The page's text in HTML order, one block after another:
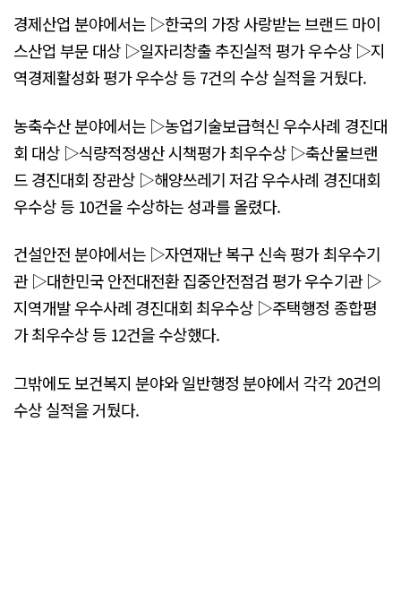
경제산업 분야에서는 ▷한국의 가장 사랑받는 브랜드 마이
스산업 부문 대상 ▷일자리창출 추진실적 평가 우수상 ▷지
역경제활성화 평가 우수상 등 7건의 수상 실적을 거뒀다.
농축수산 분야에서는 ▷농업기술보급혁신 우수사례 경진대
회 대상 ▷식량적정생산 시책평가 최우수상 ▷축산물브랜
드 경진대회 장관상 ▷해양쓰레기 저감 우수사례 경진대회
우수상 등 10건을 수상하는 성과를 올렸다.
건설안전 분야에서는 ▷자연재난 복구 신속 평가 최우수기
관 ▷대한민국 안전대전환 집중안전점검 평가 우수기관 ▷
지역개발 우수사례 경진대회 최우수상 ▷주택행정 종합평
가 최우수상 등 12건을 수상했다.
그밖에도 보건복지 분야와 일반행정 분야에서 각각 20건의
수상 실적을 거뒀다.